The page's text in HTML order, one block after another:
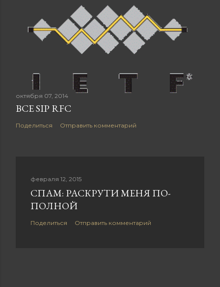
октября 07, 2014
ВСЕ SIP RFC
Поделиться Отправить комментарий
февраля 12, 2015
СПАМ: РАСКРУТИ МЕНЯ ПО-
ПОЛНОЙ
Поделиться Отправить комментарий